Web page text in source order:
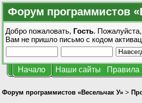
Форум программистов
Добро пожаловать, Гость. Пожалуйста,
Вам не пришло письмо с кодом
Начало Наши сайты Правила
Форум программистов «Весельчак У» >